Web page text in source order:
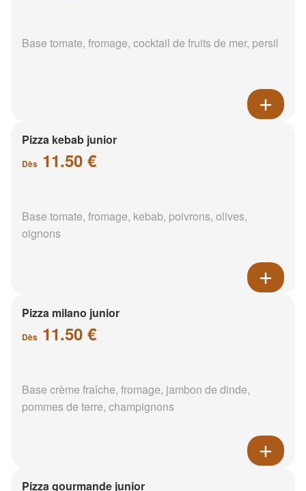
Base tomate, fromage, cocktail de fruits de mer, persil
Pizza kebab junior
Dès 11.50 €
Base tomate, fromage, kebab, poivrons, olives,
oignons
Pizza milano junior
Dès 11.50 €
Base crème fraîche, fromage, jambon de dinde,
pommes de terre, champignons
Pizza gourmande junior